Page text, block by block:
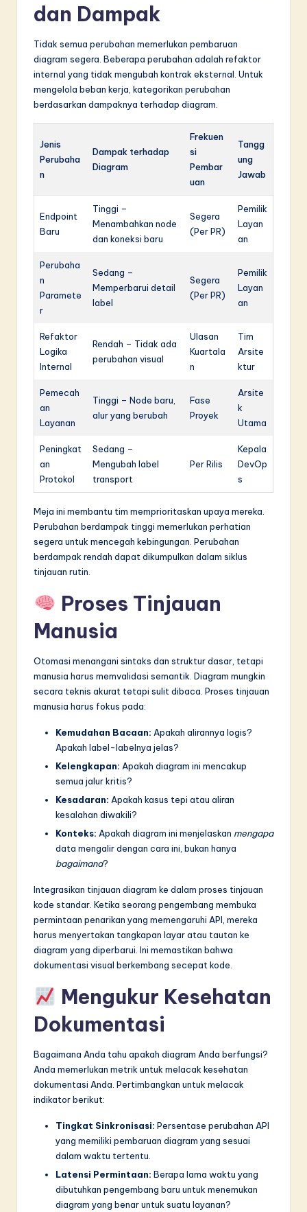
dan Dampak
Tidak semua perubahan memerlukan pembaruan
diagram segera. Beberapa perubahan adalah refaktor
internal yang tidak mengubah kontrak eksternal. Untuk
mengelola beban kerja, kategorikan perubahan
berdasarkan dampaknya terhadap diagram.
Jenis
Perubaha
n
Dampak terhadap
Diagram
Frekuen
si
Pembar
uan
Tangg
ung
Jawab
Endpoint
Baru
Tinggi –
Menambahkan node
dan koneksi baru
Segera
(Per PR)
Pemilik
Layan
an
Perubaha
n
Paramete
r
Sedang –
Memperbarui detail
label
Segera
(Per PR)
Pemilik
Layan
an
Refaktor
Logika
Internal
Rendah – Tidak ada
perubahan visual
Ulasan
Kuartala
n
Tim
Arsite
ktur
Pemecah
an
Layanan
Tinggi – Node baru,
alur yang berubah
Fase
Proyek
Arsite
k
Utama
Peningkat
an
Protokol
Sedang –
Mengubah label
transport
Per Rilis
Kepala
DevOp
s
Meja ini membantu tim memprioritaskan upaya mereka.
Perubahan berdampak tinggi memerlukan perhatian
segera untuk mencegah kebingungan. Perubahan
berdampak rendah dapat dikumpulkan dalam siklus
tinjauan rutin.
Proses Tinjauan
Manusia
Otomasi menangani sintaks dan struktur dasar, tetapi
manusia harus memvalidasi semantik. Diagram mungkin
secara teknis akurat tetapi sulit dibaca. Proses tinjauan
manusia harus fokus pada:
Kemudahan Bacaan: Apakah alirannya logis?
Apakah label-labelnya jelas?
Kelengkapan: Apakah diagram ini mencakup
semua jalur kritis?
Kesadaran: Apakah kasus tepi atau aliran
kesalahan diwakili?
Konteks: Apakah diagram ini menjelaskan mengapa
data mengalir dengan cara ini, bukan hanya
bagaimana?
Integrasikan tinjauan diagram ke dalam proses tinjauan
kode standar. Ketika seorang pengembang membuka
permintaan penarikan yang memengaruhi API, mereka
harus menyertakan tangkapan layar atau tautan ke
diagram yang diperbarui. Ini memastikan bahwa
dokumentasi visual berkembang secepat kode.
Mengukur Kesehatan
Dokumentasi
Bagaimana Anda tahu apakah diagram Anda berfungsi?
Anda memerlukan metrik untuk melacak kesehatan
dokumentasi Anda. Pertimbangkan untuk melacak
indikator berikut:
Tingkat Sinkronisasi: Persentase perubahan API
yang memiliki pembaruan diagram yang sesuai
dalam waktu tertentu.
Latensi Permintaan: Berapa lama waktu yang
dibutuhkan pengembang baru untuk menemukan
diagram yang benar untuk suatu layanan?